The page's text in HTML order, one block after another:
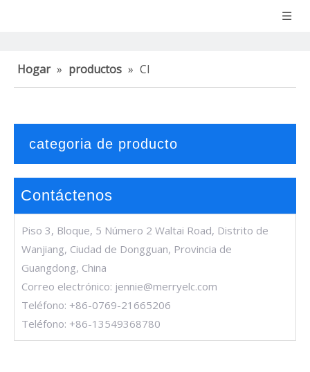
Hogar » productos » CI
categoria de producto
Contáctenos
Piso 3, Bloque, 5 Número 2 Waltai Road, Distrito de
Wanjiang, Ciudad de Dongguan, Provincia de
Guangdong, China
Correo electrónico: jennie@merryelc.com
Teléfono: +86-0769-21665206
Teléfono: +86-13549368780